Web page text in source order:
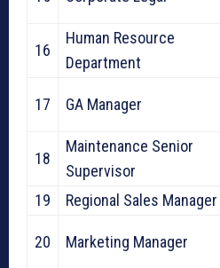
16
Human Resource
Department
17 GA Manager
18
Maintenance Senior
Supervisor
19
Regional Sales Manager
20 Marketing Manager